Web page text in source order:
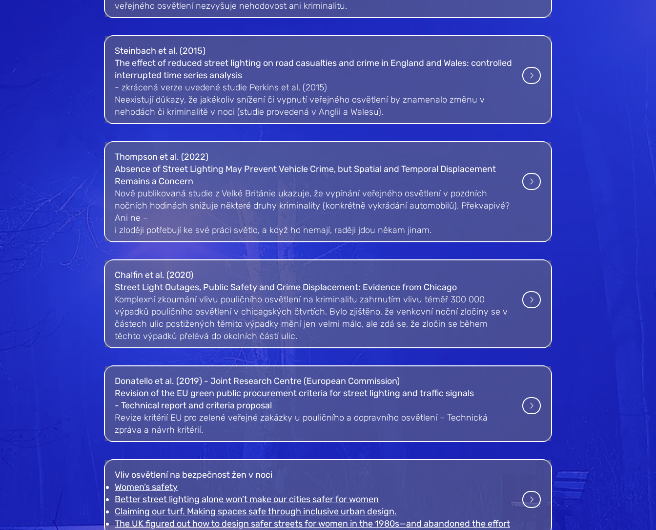
veřejného osvětlení nezvyšuje nehodovost ani kriminalitu.
Steinbach et al. (2015)
The effect of reduced street lighting on road casualties and crime in England and Wales: controlled
interrupted time series analysis
- zkrácená verze uvedené studie Perkins et al. (2015)
Neexistují důkazy, že jakékoliv snížení či vypnutí veřejného osvětlení by znamenalo změnu v
nehodách či kriminalitě v noci (studie provedená v Anglii a Walesu).
Thompson et al. (2022)
Absence of Street Lighting May Prevent Vehicle Crime, but Spatial and Temporal Displacement
Remains a Concern
Nově publikovaná studie z Velké Británie ukazuje, že vypínání veřejného osvětlení v pozdních
nočních hodinách snižuje některé druhy kriminality (konkrétně vykrádání automobilů). Překvapivé?
Ani ne –
i zloději potřebují ke své práci světlo, a když ho nemají, raději jdou někam jinam.
Chalfin et al. (2020)
Street Light Outages, Public Safety and Crime Displacement: Evidence from Chicago
Komplexní zkoumání vlivu pouličního osvětlení na kriminalitu zahrnutím vlivu téměř 300 000
výpadků pouličního osvětlení v chicagských čtvrtích. Bylo zjištěno, že venkovní noční zločiny se v
částech ulic postižených těmito výpadky mění jen velmi málo, ale zdá se, že zločin se během
těchto výpadků přelévá do okolních částí ulic.
Donatello et al. (2019) - Joint Research Centre (European Commission)​
Revision of the EU green public procurement criteria for street lighting and traffic signals
- Technical report and criteria proposal
Revize kritérií EU pro zelené veřejné zakázky u pouličního a dopravního osvětlení – Technická
zpráva a návrh kritérií.
Vliv osvětlení na bezpečnost žen v noci
Women’s safety
Better street lighting alone won’t make our cities safer for women
Claiming our turf. Making spaces safe through inclusive urban design.
The UK figured out how to design safer streets for women in the 1980s—and abandoned the effort